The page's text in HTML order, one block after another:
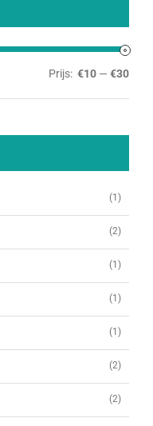
Min.
Max.
Prijs: €10 — €30
(1)
(2)
(1)
(1)
(1)
(2)
(2)